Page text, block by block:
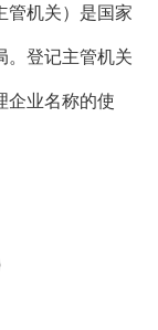
管机关）是国家
。登记主管机关
企业名称的使